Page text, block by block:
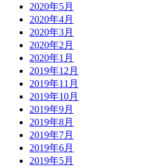
2020年5月
2020年4月
2020年3月
2020年2月
2020年1月
2019年12月
2019年11月
2019年10月
2019年9月
2019年8月
2019年7月
2019年6月
2019年5月